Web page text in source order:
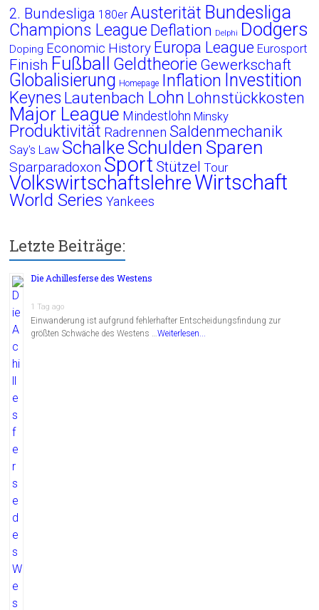
2. Bundesliga 180er Austerität Bundesliga
Champions League Deflation Delphi Dodgers
Doping Economic History Europa League Eurosport
Finish Fußball Geldtheorie Gewerkschaft
Globalisierung Homepage Inflation Investition
Keynes Lautenbach Lohn Lohnstückkosten
Major League Mindestlohn Minsky
Produktivität Radrennen Saldenmechanik
Say's Law Schalke Schulden Sparen
Sparparadoxon Sport Stützel Tour
VolkswirtschaftslehreWirtschaft
World Series Yankees
Letzte Beiträge:
Die Achillesferse des Westens
1 Tag ago
Einwanderung ist aufgrund fehlerhafter Entscheidungsfindung zur
größten Schwäche des Westens …Weiterlesen...